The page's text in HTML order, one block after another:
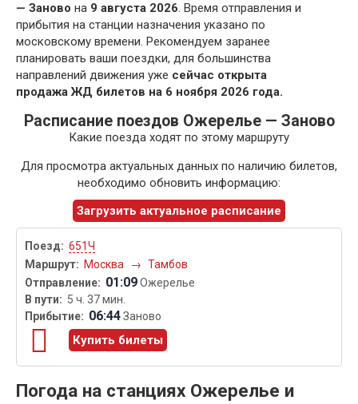
— Заново на 9 августа 2026. Время отправления и
прибытия на станции назначения указано по
московскому времени. Рекомендуем заранее
планировать ваши поездки, для большинства
направлений движения уже сейчас открыта
продажа ЖД билетов на 6 ноября 2026 года.
Расписание поездов Ожерелье — Заново
Какие поезда ходят по этому маршруту
Для просмотра актуальных данных по наличию билетов,
необходимо обновить информацию:
Загрузить актуальное расписание
651Ч
Москва
→ Тамбов
01:09Ожерелье
5 ч. 37 мин.
06:44Заново
Купить билеты
Погода на станциях Ожерелье и